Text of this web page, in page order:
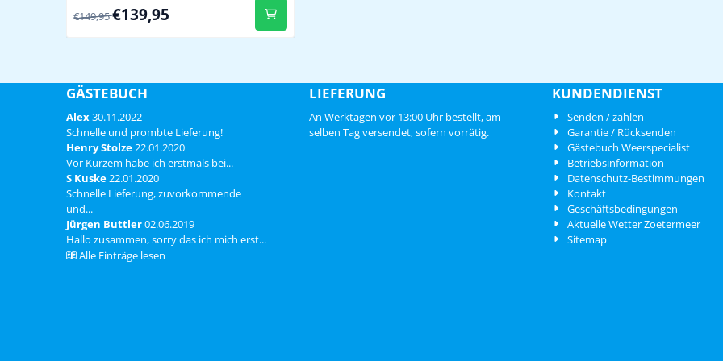
Vantage Pro 2 weerstations en losse
Von 149,95 für 139,95
€149,95€139,95
GÄSTEBUCH
Alex30.11.2022
Schnelle und prombte Lieferung!
Henry Stolze22.01.2020
Vor Kurzem habe ich erstmals bei...
S Kuske22.01.2020
Schnelle Lieferung, zuvorkommende
und...
Jürgen Buttler02.06.2019
Hallo zusammen, sorry das ich mich erst...
Alle Einträge lesen
LIEFERUNG
An Werktagen vor 13:00 Uhr bestellt, am
selben Tag versendet, sofern vorrätig.
KUNDENDIENST
Senden / zahlen
Garantie / Rücksenden
Gästebuch Weerspecialist
Betriebsinformation
Datenschutz-Bestimmungen
Kontakt
Geschäftsbedingungen
Aktuelle Wetter Zoetermeer
Sitemap